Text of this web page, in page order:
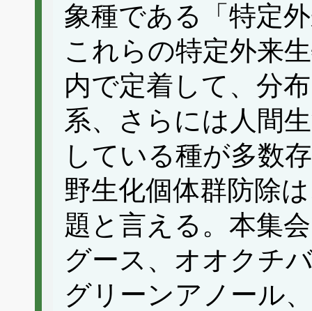
象種である「特定
これらの特定外来
内で定着して、分
系、さらには人間
している種が多数
野生化個体群防除
題と言える。本集
グース、オオクチ
グリーンアノール